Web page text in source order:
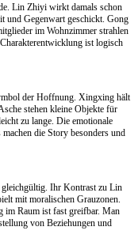
Lin Zhiyi wirkt damals schon
und Gegenwart geschickt. Gong
im Wohnzimmer strahlen
ist logisch
der Hoffnung. Xingxing hält
stehen kleine Objekte für
zu lange. Die emotionale
die Story besonders und
gleichgültig. Ihr Kontrast zu Lin
mit moralischen Grauzonen.
im Raum ist fast greifbar. Man
von Beziehungen und